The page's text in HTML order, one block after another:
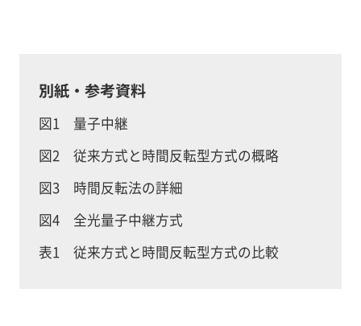
別紙・参考資料
図1 量子中継
図2 従来方式と時間反転型方式の概略
図3 時間反転法の詳細
図4 全光量子中継方式
表1 従来方式と時間反転型方式の比較